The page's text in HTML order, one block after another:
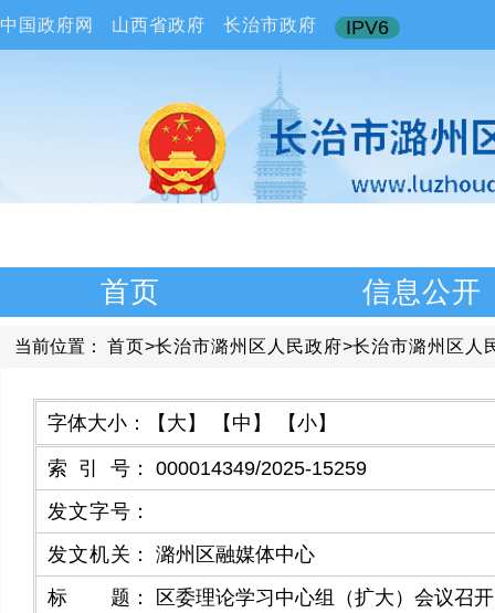
中国政府网 山西省政府 长治市政府 IPV6
首页 信息公开
当前位置： 首页>长治市潞州区人民政府>长治市潞州区人
字体大小： 【大】 【中】 【小】
索引号 ：
000014349/2025-15259
发文字号 ：
发文机关 ：
潞州区融媒体中心
标题 ：
区委理论学习中心组（扩大）会议召开